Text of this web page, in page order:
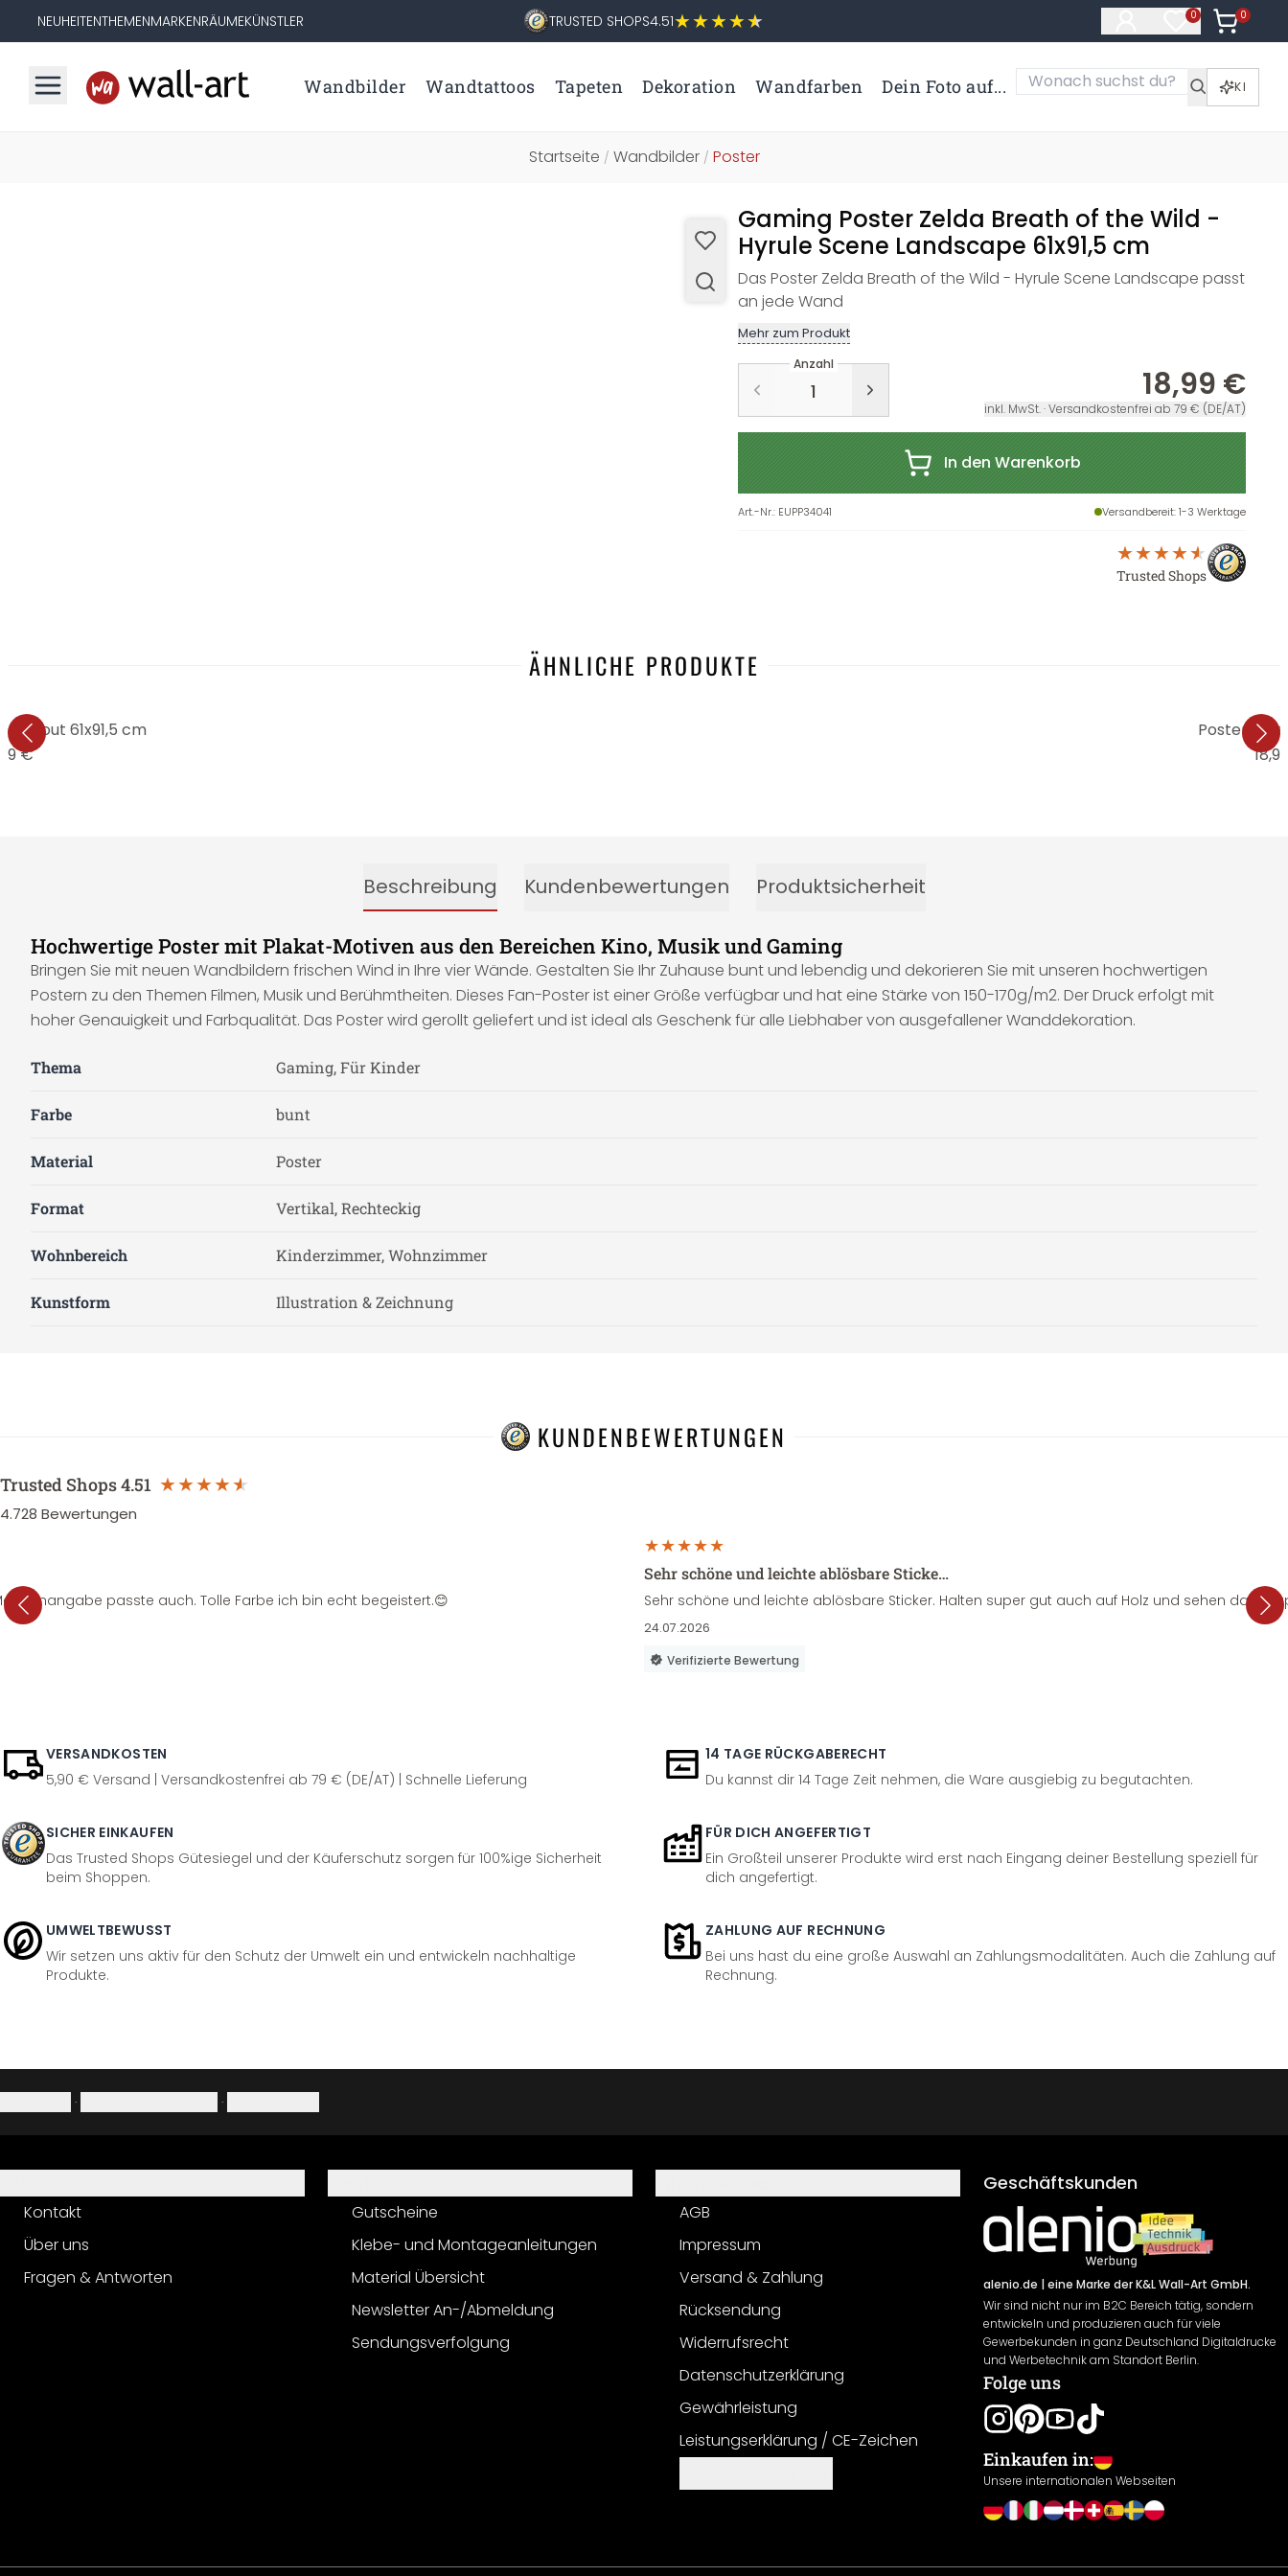
NEUHEITENTHEMENMARKENRÄUMEKÜNSTLER TRUSTED SHOPS4.51 0
Artikel im
0
Artikel
Wandbilder Wandtattoos Tapeten Dekoration Wandfarben Dein Foto auf... KI
Startseite / Wandbilder/ Poster
Gaming Poster Zelda Breath of the Wild -
Hyrule Scene Landscape 61x91,5 cm
Das Poster Zelda Breath of the Wild - Hyrule Scene Landscape passt
an jede Wand
Mehr zum Produkt
Anzahl
18,99 €
inkl. MwSt. · Versandkostenfrei ab 79 € (DE/AT)
In den Warenkorb
Art.-Nr.: EUPP34041 Versandbereit: 1-3 Werktage
Trusted Shops
ÄHNLICHE PRODUKTE
out 61x91,5 cm
€
Poster Holz
Beschreibung Kundenbewertungen Produktsicherheit
Hochwertige Poster mit Plakat-Motiven aus den Bereichen Kino, Musik und Gaming
Bringen Sie mit neuen Wandbildern frischen Wind in Ihre vier Wände. Gestalten Sie Ihr Zuhause bunt und lebendig und dekorieren Sie mit unseren hochwertigen
Postern zu den Themen Filmen, Musik und Berühmtheiten. Dieses Fan-Poster ist einer Größe verfügbar und hat eine Stärke von 150-170g/m2. Der Druck erfolgt mit
hoher Genauigkeit und Farbqualität. Das Poster wird gerollt geliefert und ist ideal als Geschenk für alle Liebhaber von ausgefallener Wanddekoration.
Thema Gaming, Für Kinder
Farbe bunt
Material Poster
Format Vertikal, Rechteckig
Wohnbereich Kinderzimmer, Wohnzimmer
Kunstform Illustration & Zeichnung
KUNDENBEWERTUNGEN
Trusted Shops4.51
4.728 Bewertungen
passte auch. Tolle Farbe ich bin echt begeistert.😊
Sehr schöne und leichte ablösbare Sticke…
Sehr schöne und leichte ablösbare Sticker. Halten super gut auch auf Holz und sehen dazu
24.07.2026
Verifizierte Bewertung
VERSANDKOSTEN
5,90 € Versand | Versandkostenfrei ab 79 € (DE/AT) | Schnelle Lieferung
14 TAGE RÜCKGABERECHT
Du kannst dir 14 Tage Zeit nehmen, die Ware ausgiebig zu begutachten.
SICHER EINKAUFEN
Das Trusted Shops Gütesiegel und der Käuferschutz sorgen für 100%ige Sicherheit
beim Shoppen.
FÜR DICH ANGEFERTIGT
Ein Großteil unserer Produkte wird erst nach Eingang deiner Bestellung speziell für
dich angefertigt.
UMWELTBEWUSST
Wir setzen uns aktiv für den Schutz der Umwelt ein und entwickeln nachhaltige
Produkte.
ZAHLUNG AUF RECHNUNG
Bei uns hast du eine große Auswahl an Zahlungsmodalitäten. Auch die Zahlung auf
Rechnung.
· ·
Kontakt
Über uns
Fragen & Antworten
Gutscheine
Klebe- und Montageanleitungen
Material Übersicht
Newsletter An-/Abmeldung
Sendungsverfolgung
AGB
Impressum
Versand & Zahlung
Rücksendung
Widerrufsrecht
Datenschutzerklärung
Gewährleistung
Leistungserklärung / CE-Zeichen
Geschäftskunden
alenio.de | eine Marke der K&L Wall-Art GmbH.
Wir sind nicht nur im B2C Bereich tätig, sondern
entwickeln und produzieren auch für viele
Gewerbekunden in ganz Deutschland Digitaldrucke
und Werbetechnik am Standort Berlin.
Folge uns
Einkaufen in:
Unsere internationalen Webseiten